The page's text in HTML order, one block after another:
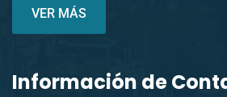
VER MÁS
Información de